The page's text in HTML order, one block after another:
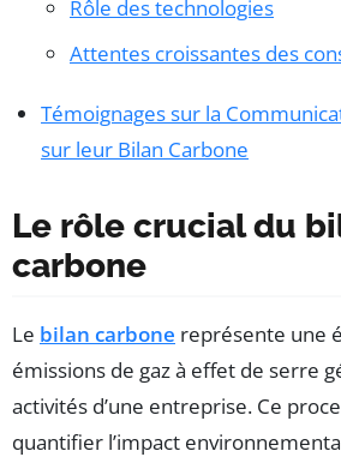
Rôle des technologies
Attentes croissantes des
Témoignages sur la
sur leur Bilan Carbone
Le rôle crucial du
carbone
Le bilan carbone représente une
émissions de gaz à effet de serre
activités d’une entreprise. Ce
quantifier l’impact